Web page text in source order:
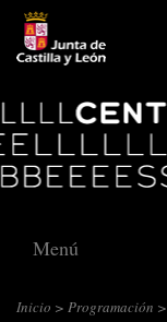
Centro
Cultural
Miguel
Delibes
Menú
CENTRO
Inicio > Programación >